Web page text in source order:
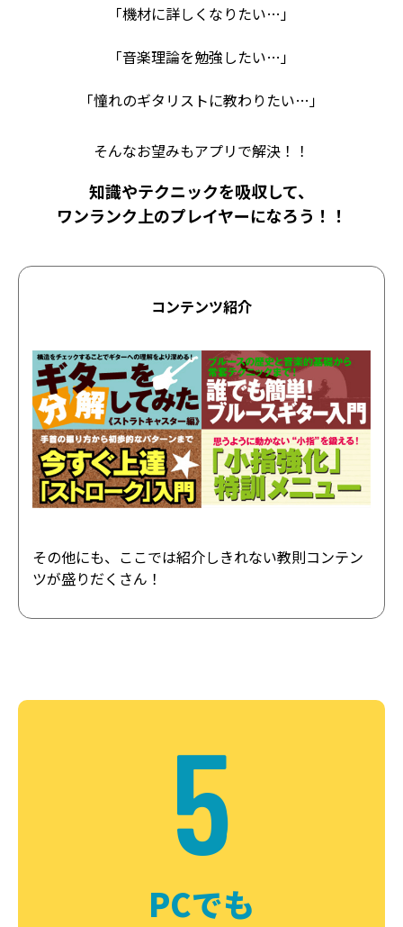
「機材に詳しくなりたい…」
「音楽理論を勉強したい…」
「憧れのギタリストに教わりたい…」
そんなお望みもアプリで解決！！
知識やテクニックを吸収して、
ワンランク上のプレイヤーになろう！！
コンテンツ紹介
その他にも、ここでは紹介しきれない教則コンテン
ツが盛りだくさん！
5
PCでも